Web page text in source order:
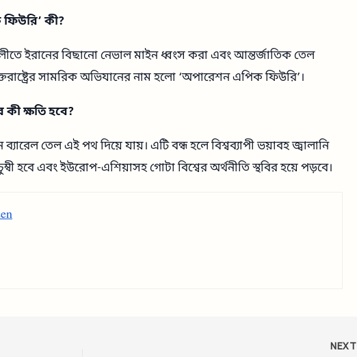
ফিউরি’ কী?
ইরানের বিছানো নেভাল মাইন ধ্বংস করা এবং আন্তর্জাতিক তেল
সামরিক অভিযানের নাম হলো ‘অপারেশন এপিক ফিউরি’।
কী ক্ষতি হবে?
ব্যারেল তেল এই পথ দিয়ে যায়। এটি বন্ধ হলে বিশ্বব্যাপী ভয়াবহ জ্বালানি
হবে এবং ইউরোপ-এশিয়াসহ গোটা বিশ্বের অর্থনীতি স্থবির হয়ে পড়বে।
NEXT